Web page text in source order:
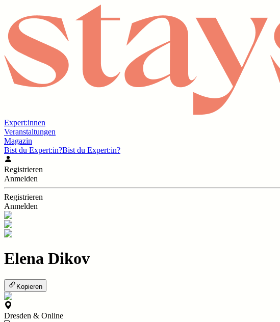
Expert:innen
Veranstaltungen
Magazin
Bist du Expert:in?Bist du Expert:in?
Registrieren
Anmelden
Registrieren
Anmelden
Elena Dikov
Kopieren
Dresden & Online